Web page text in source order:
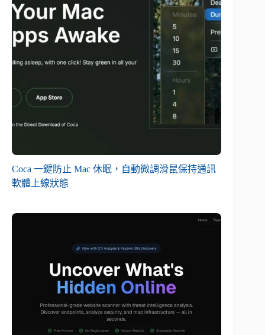
Coca 一鍵防止 Mac 休眠，自動微調滑鼠保持通訊
軟體上線狀態